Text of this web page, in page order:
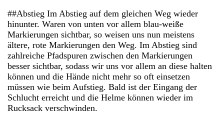
##Abstieg Im Abstieg auf dem gleichen Weg wieder
hinunter. Waren von unten vor allem blau-weiße
Markierungen sichtbar, so weisen uns nun meistens
ältere, rote Markierungen den Weg. Im Abstieg sind
zahlreiche Pfadspuren zwischen den Markierungen
besser sichtbar, sodass wir uns vor allem an diese halten
können und die Hände nicht mehr so oft einsetzen
müssen wie beim Aufstieg. Bald ist der Eingang der
Schlucht erreicht und die Helme können wieder im
Rucksack verschwinden.